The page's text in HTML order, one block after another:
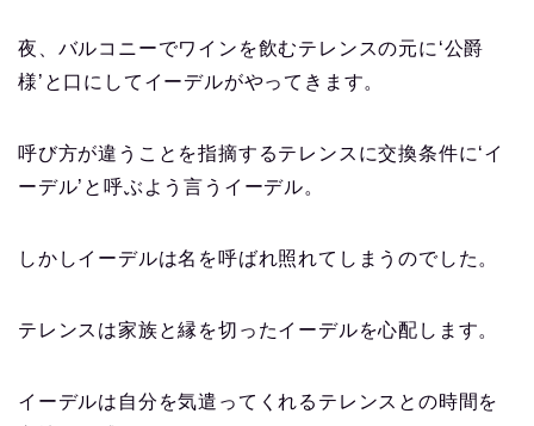
夜、バルコニーでワインを飲むテレンスの元に‘公爵
様’と口にしてイーデルがやってきます。
呼び方が違うことを指摘するテレンスに交換条件に‘イ
ーデル’と呼ぶよう言うイーデル。
しかしイーデルは名を呼ばれ照れてしまうのでした。
テレンスは家族と縁を切ったイーデルを心配します。
イーデルは自分を気遣ってくれるテレンスとの時間を